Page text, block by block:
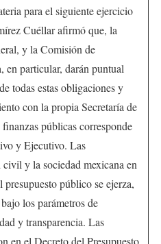
para el siguiente ejercicio
Cuéllar afirmó que, la
y la Comisión de
en particular, darán puntual
todas estas obligaciones y
con la propia Secretaría de
públicas corresponde
y Ejecutivo. Las
y la sociedad mexicana en
público se ejerza,
los parámetros de
y transparencia. Las
en el Decreto del Presupuesto